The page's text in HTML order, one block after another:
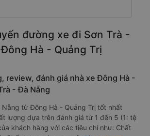
đường xe đi Sơn Trà -
Hà - Quảng Trị
review, đánh giá nhà xe Đông Hà -
- Đà Nẵng
Nẵng từ Đông Hà - Quảng Trị tốt nhất
lượng dựa trên đánh giá từ 1 đến 5 (1: tệ
khách hàng với các tiêu chí như: Chất